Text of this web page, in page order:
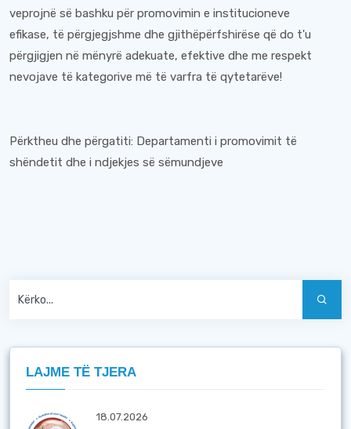
veprojnë së bashku për promovimin e institucioneve
efikase, të përgjegjshme dhe gjithëpërfshirëse që do t'u
përgjigjen në mënyrë adekuate, efektive dhe me respekt
nevojave të kategorive më të varfra të qytetarëve!
Përktheu dhe përgatiti: Departamenti i promovimit të
shëndetit dhe i ndjekjes së sëmundjeve
LAJME TË TJERA
18.07.2026